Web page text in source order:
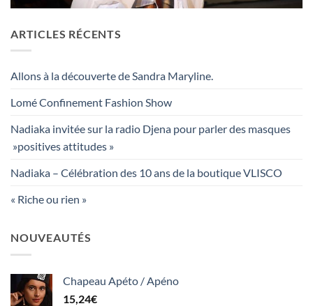
ARTICLES RÉCENTS
Allons à la découverte de Sandra Maryline.
Lomé Confinement Fashion Show
Nadiaka invitée sur la radio Djena pour parler des masques
»positives attitudes »
Nadiaka – Célébration des 10 ans de la boutique VLISCO
« Riche ou rien »
NOUVEAUTÉS
Chapeau Apéto / Apéno
15,24€